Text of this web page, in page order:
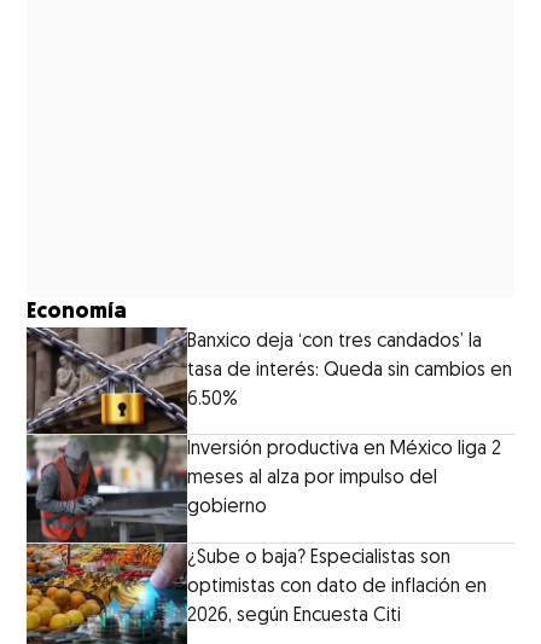
Economía
Banxico deja ‘con tres candados’ la
tasa de interés: Queda sin cambios en
6.50%
Inversión productiva en México liga 2
meses al alza por impulso del
gobierno
¿Sube o baja? Especialistas son
optimistas con dato de inflación en
2026, según Encuesta Citi